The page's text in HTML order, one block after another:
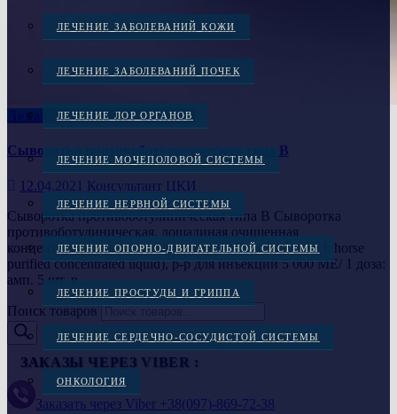
ЛЕЧЕНИЕ ЗАБОЛЕВАНИЙ КОЖИ
ЛЕЧЕНИЕ ЗАБОЛЕВАНИЙ ПОЧЕК
ЛЕЧЕНИЕ ЛОР ОРГАНОВ
ЛЕЧЕНИЕ МОЧЕПОЛОВОЙ СИСТЕМЫ
ЛЕЧЕНИЕ НЕРВНОЙ СИСТЕМЫ
ЛЕЧЕНИЕ ОПОРНО-ДВИГАТЕЛЬНОЙ СИСТЕМЫ
ЛЕЧЕНИЕ ПРОСТУДЫ И ГРИППА
ЛЕЧЕНИЕ СЕРДЕЧНО-СОСУДИСТОЙ СИСТЕМЫ
ОНКОЛОГИЯ
Лекарственные препараты
Сыворотка противоботулиническая типа B
12.04.2021 Консультант ЦКИ
Сыворотка противоботулиническая типа B Сыворотка
противоботулиническая, лошадиная очищенная
концентрированная жидкая (Serum antibotulinic type b horse
purified concentrated liquid), р-р для инъекций 5 000 МЕ/ 1 доза:
амп. 5 шт. в…
Поиск товаров
ЗАКАЗЫ ЧЕРЕЗ VIBER :
Заказать через Viber +38(097)-869-72-38